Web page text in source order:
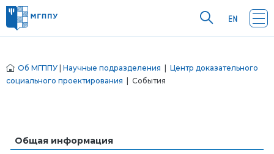
Об МГППУ Научные подразделения
Центр доказательного
социального проектирования | События
Общая информация